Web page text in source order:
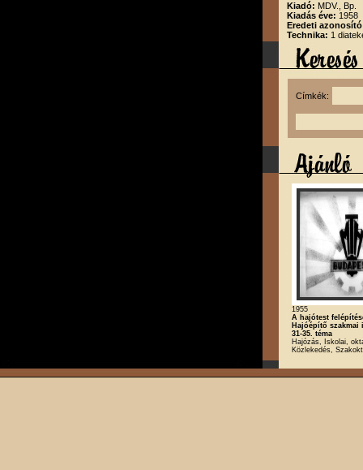
Kiadó: MDV., Bp.
Kiadás éve: 1958
Eredeti
Technika: 1
Címkék:
1955
A hajótest
Hajóépítő szakmai
31-35. téma
Hajózás, Iskolai,
Közlekedés,